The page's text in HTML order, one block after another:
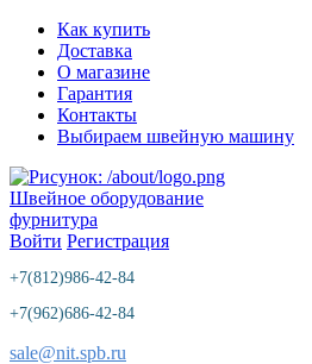
Как купить
Доставка
О магазине
Гарантия
Контакты
Выбираем швейную машину
Швейное оборудование
фурнитура
Войти Регистрация
+7(812)986-42-84
+7(962)686-42-84
sale@nit.spb.ru